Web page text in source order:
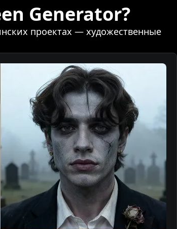
Generator?
проектах — художественные